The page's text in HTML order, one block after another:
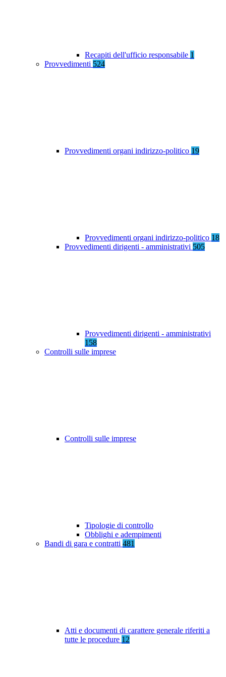
Recapiti dell'ufficio responsabile 1
Provvedimenti 524
Provvedimenti organi indirizzo-politico 19
Provvedimenti organi indirizzo-politico 18
Provvedimenti dirigenti - amministrativi 505
Provvedimenti dirigenti - amministrativi
158
Controlli sulle imprese
Controlli sulle imprese
Tipologie di controllo
Obblighi e adempimenti
Bandi di gara e contratti 481
Atti e documenti di carattere generale riferiti a
tutte le procedure 12